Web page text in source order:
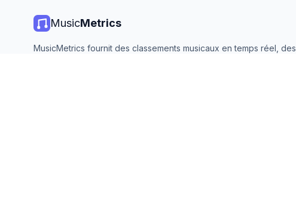
MusicMetrics
MusicMetrics fournit des classements musicaux en temps réel, des